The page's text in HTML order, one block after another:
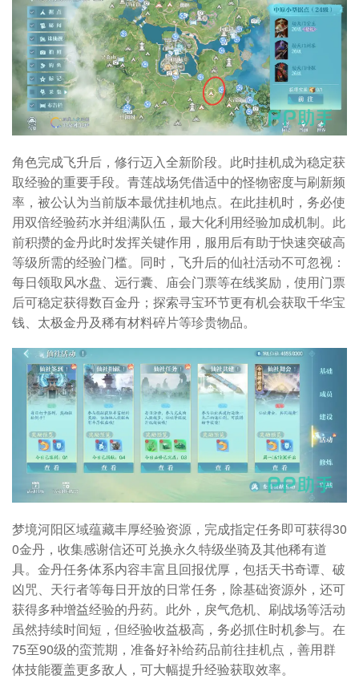
角色完成飞升后，修行迈入全新阶段。此时挂机成为稳定获
取经验的重要手段。青莲战场凭借适中的怪物密度与刷新频
率，被公认为当前版本最优挂机地点。在此挂机时，务必使
用双倍经验药水并组满队伍，最大化利用经验加成机制。此
前积攒的金丹此时发挥关键作用，服用后有助于快速突破高
等级所需的经验门槛。同时，飞升后的仙社活动不可忽视：
每日领取风水盘、远行囊、庙会门票等在线奖励，使用门票
后可稳定获得数百金丹；探索寻宝环节更有机会获取千华宝
钱、太极金丹及稀有材料碎片等珍贵物品。
梦境河阳区域蕴藏丰厚经验资源，完成指定任务即可获得30
0金丹，收集感谢信还可兑换永久特级坐骑及其他稀有道
具。金丹任务体系内容丰富且回报优厚，包括天书奇谭、破
凶咒、天行者等每日开放的日常任务，除基础资源外，还可
获得多种增益经验的丹药。此外，戾气危机、刷战场等活动
虽然持续时间短，但经验收益极高，务必抓住时机参与。在
75至90级的蛮荒期，准备好补给药品前往挂机点，善用群
体技能覆盖更多敌人，可大幅提升经验获取效率。